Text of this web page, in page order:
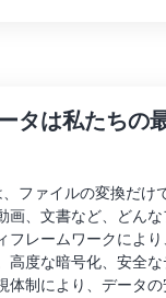
タは私たちの
ファイルの変換だけ
画、文書など、どん
フレームワークによ
高度な暗号化、安全な
体制により、データ